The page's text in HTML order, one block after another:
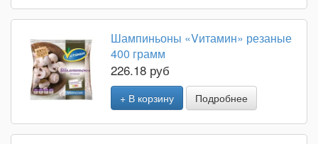
Шампиньоны «Vитамин» резаные
400 грамм
226.18 руб
+ В корзину Подробнее